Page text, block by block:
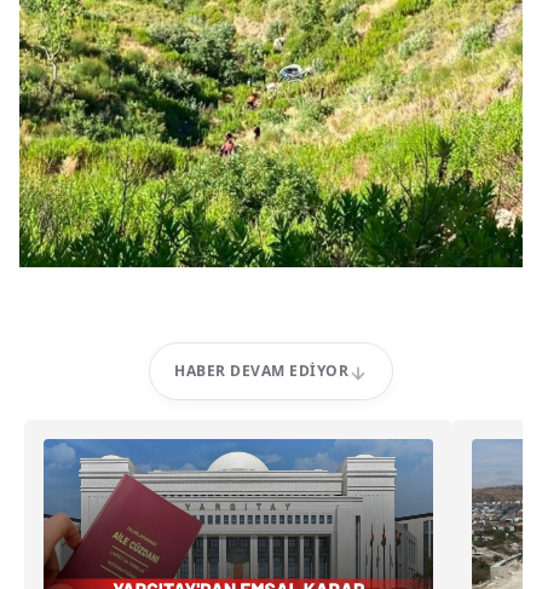
HABER DEVAM EDIYOR